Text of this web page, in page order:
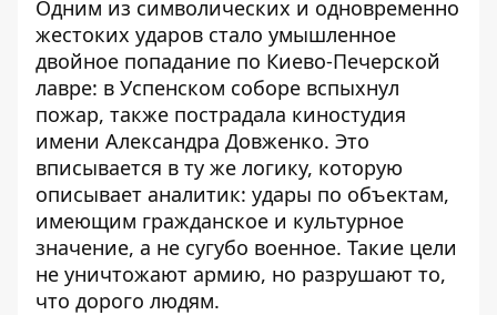
Одним из символических и одновременно
жестоких ударов стало умышленное
двойное попадание по Киево-Печерской
лавре: в Успенском соборе вспыхнул
пожар, также пострадала киностудия
имени Александра Довженко. Это
вписывается в ту же логику, которую
описывает аналитик: удары по объектам,
имеющим гражданское и культурное
значение, а не сугубо военное. Такие цели
не уничтожают армию, но разрушают то,
что дорого людям.